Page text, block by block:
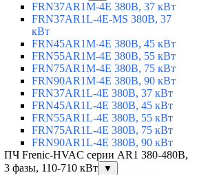
FRN37AR1M-4E 380В, 37 кВт
FRN37AR1L-4E-MS 380В, 37
кВт
FRN45AR1M-4E 380В, 45 кВт
FRN55AR1M-4E 380В, 55 кВт
FRN75AR1M-4E 380В, 75 кВт
FRN90AR1M-4E 380В, 90 кВт
FRN37AR1L-4E 380В, 37 кВт
FRN45AR1L-4E 380В, 45 кВт
FRN55AR1L-4E 380В, 55 кВт
FRN75AR1L-4E 380В, 75 кВт
FRN90AR1L-4E 380В, 90 кВт
ПЧ Frenic-HVAC серии AR1 380-480В,
3 фазы, 110-710 кВт
▼